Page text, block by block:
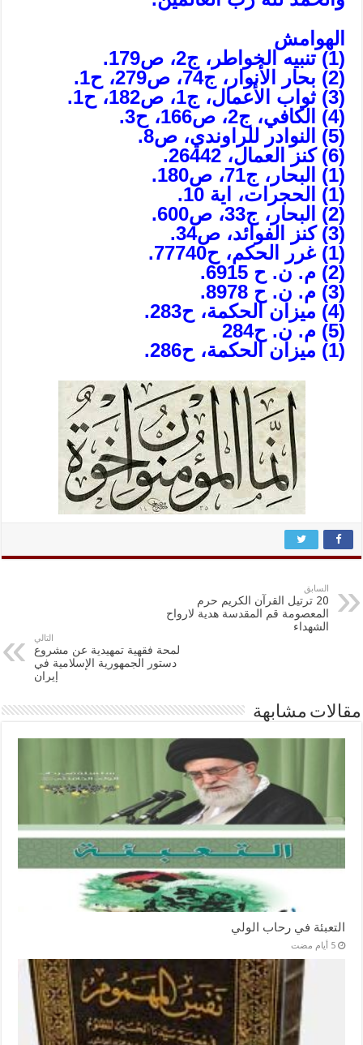
الهوامش‏
(1) تنبيه الخواطر، ج‏2، ص‏179.
(2) بحار الأنوار، ج‏74، ص‏279، ح‏1.
(3) ثواب الأعمال، ج‏1، ص‏182، ح‏1.
(4) الكافي، ج‏2، ص‏166، ح‏3.
(5) النوادر للراوندي، ص‏8.
(6) كنز العمال، 26442.
(1) البحار، ج‏71، ص‏180.
(1) الحجرات، اية 10.
(2) البحار، ج‏33، ص‏600.
(3) كنز الفوائد، ص‏34.
(1) غرر الحكم، ح‏77740.
(2) م. ن. ح 6915.
(3) م. ن. ح 8978.
(4) ميزان الحكمة، ح‏283.
(5) م. ن. ح‏284
(1) ميزان الحكمة، ح‏286.
السابق
20 ترتيل القرآن الكريم حرم
المعصومة قم المقدسة هدية لارواح
الشهداء
التالي
لمحة فقهية تمهيدية عن مشروع
دستور الجمهورية الإسلامية في
إيران
مقالات مشابهة
التعبئة في رحاب الولي
‏5 أيام مضت